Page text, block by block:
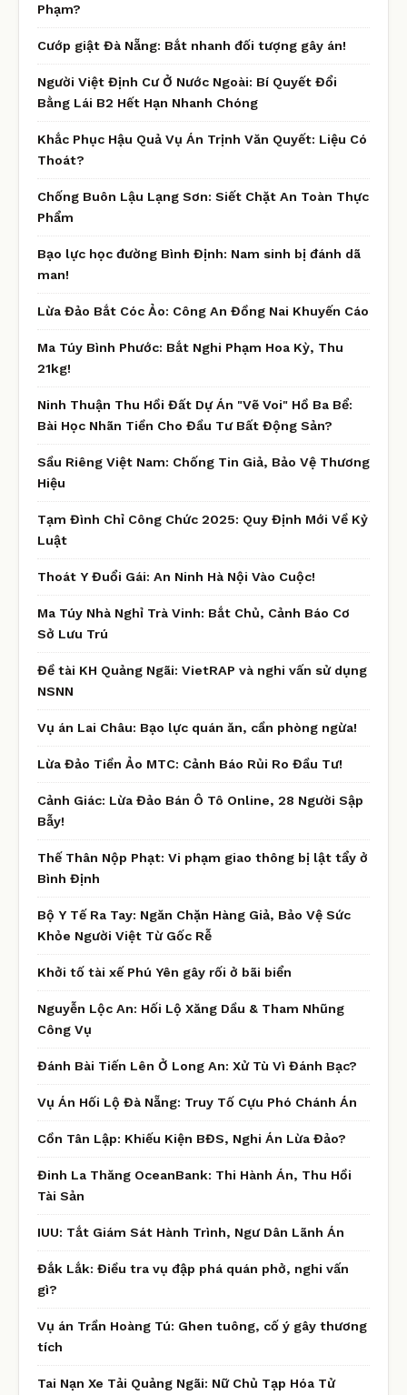
Phạm?
Cướp giật Đà Nẵng: Bắt nhanh đối tượng gây án!
Người Việt Định Cư Ở Nước Ngoài: Bí Quyết Đổi
Bằng Lái B2 Hết Hạn Nhanh Chóng
Khắc Phục Hậu Quả Vụ Án Trịnh Văn Quyết: Liệu Có
Thoát?
Chống Buôn Lậu Lạng Sơn: Siết Chặt An Toàn Thực
Phẩm
Bạo lực học đường Bình Định: Nam sinh bị đánh dã
man!
Lừa Đảo Bắt Cóc Ảo: Công An Đồng Nai Khuyến Cáo
Ma Túy Bình Phước: Bắt Nghi Phạm Hoa Kỳ, Thu
21kg!
Ninh Thuận Thu Hồi Đất Dự Án "Vẽ Voi" Hồ Ba Bể:
Bài Học Nhãn Tiền Cho Đầu Tư Bất Động Sản?
Sầu Riêng Việt Nam: Chống Tin Giả, Bảo Vệ Thương
Hiệu
Tạm Đình Chỉ Công Chức 2025: Quy Định Mới Về Kỷ
Luật
Thoát Y Đuổi Gái: An Ninh Hà Nội Vào Cuộc!
Ma Túy Nhà Nghỉ Trà Vinh: Bắt Chủ, Cảnh Báo Cơ
Sở Lưu Trú
Đề tài KH Quảng Ngãi: VietRAP và nghi vấn sử dụng
NSNN
Vụ án Lai Châu: Bạo lực quán ăn, cần phòng ngừa!
Lừa Đảo Tiền Ảo MTC: Cảnh Báo Rủi Ro Đầu Tư!
Cảnh Giác: Lừa Đảo Bán Ô Tô Online, 28 Người Sập
Bẫy!
Thế Thân Nộp Phạt: Vi phạm giao thông bị lật tẩy ở
Bình Định
Bộ Y Tế Ra Tay: Ngăn Chặn Hàng Giả, Bảo Vệ Sức
Khỏe Người Việt Từ Gốc Rễ
Khởi tố tài xế Phú Yên gây rối ở bãi biển
Nguyễn Lộc An: Hối Lộ Xăng Dầu & Tham Nhũng
Công Vụ
Đánh Bài Tiến Lên Ở Long An: Xử Tù Vì Đánh Bạc?
Vụ Án Hối Lộ Đà Nẵng: Truy Tố Cựu Phó Chánh Án
Cồn Tân Lập: Khiếu Kiện BĐS, Nghi Án Lừa Đảo?
Đinh La Thăng OceanBank: Thi Hành Án, Thu Hồi
Tài Sản
IUU: Tắt Giám Sát Hành Trình, Ngư Dân Lãnh Án
Đắk Lắk: Điều tra vụ đập phá quán phở, nghi vấn
gì?
Vụ án Trần Hoàng Tú: Ghen tuông, cố ý gây thương
tích
Tai Nạn Xe Tải Quảng Ngãi: Nữ Chủ Tạp Hóa Tử